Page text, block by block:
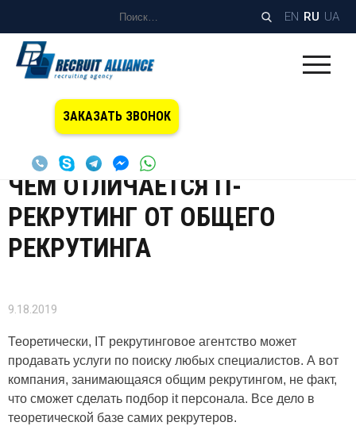
EN RU UA
ЗАКАЗАТЬ ЗВОНОК
Блог/Услуги/Чем отличается IT-рекрутинг от
общего рекрутинга
ЧЕМ ОТЛИЧАЕТСЯ IT-
РЕКРУТИНГ ОТ ОБЩЕГО
РЕКРУТИНГА
9.18.2019
Теоретически, IT рекрутинговое агентство может
продавать услуги по поиску любых специалистов. А вот
компания, занимающаяся общим рекрутингом, не факт,
что сможет сделать подбор it персонала. Все дело в
теоретической базе самих рекрутеров.